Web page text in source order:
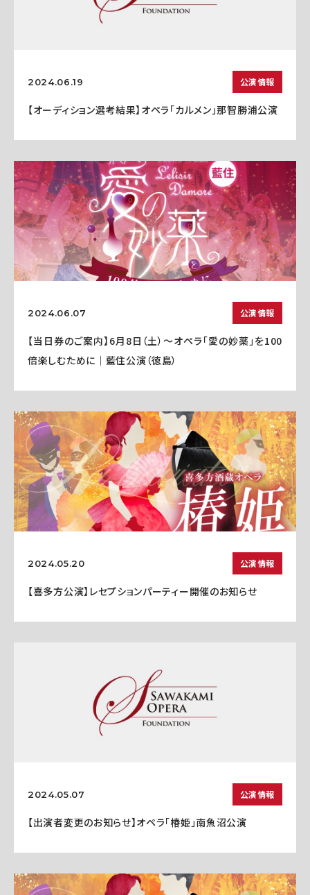
2024.06.19 公演情報
【オーディション選考結果】オペラ「カルメン」那智勝浦公演
2024.06.07 公演情報
【当日券のご案内】6月8日（土）～オペラ「愛の妙薬」を100
倍楽しむために｜藍住公演（徳島）
2024.05.20 公演情報
【喜多方公演】レセプションパーティー開催のお知らせ
2024.05.07 公演情報
【出演者変更のお知らせ】オペラ「椿姫」南魚沼公演